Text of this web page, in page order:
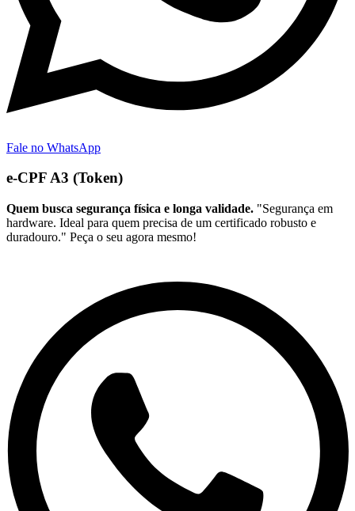
Fale no WhatsApp
e-CPF A3 (Token)
Quem busca segurança física e longa validade. "Segurança em
hardware. Ideal para quem precisa de um certificado robusto e
duradouro." Peça o seu agora mesmo!